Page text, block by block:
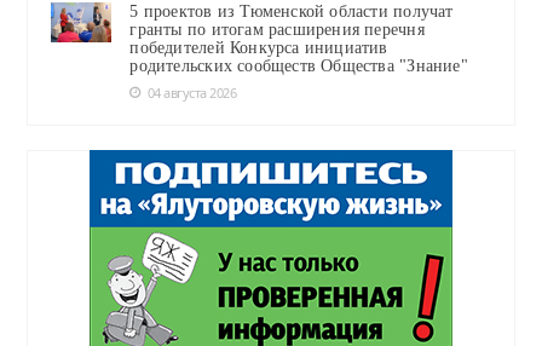
5 проектов из Тюменской области получат
гранты по итогам расширения перечня
победителей Конкурса инициатив
родительских сообществ Общества "Знание"
04 августа 2026